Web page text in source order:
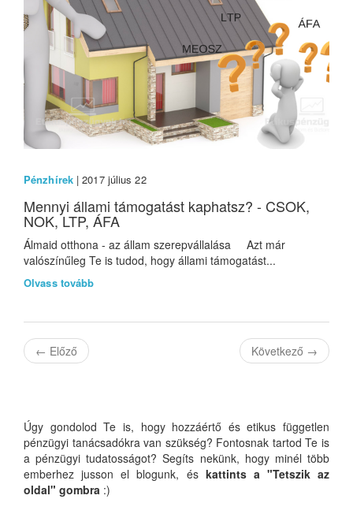
Pénzhírek| 2017 július 22
Mennyi állami támogatást kaphatsz? - CSOK,
NOK, LTP, ÁFA
Álmaid otthona - az állam szerepvállalása Azt már
valószínűleg Te is tudod, hogy állami támogatást...
Olvass tovább
← Előző Következő →
Úgy gondolod Te is, hogy hozzáértő és etikus független
pénzügyi tanácsadókra van szükség? Fontosnak tartod Te is
a pénzügyi tudatosságot? Segíts nekünk, hogy minél több
emberhez jusson el blogunk, és kattints a "Tetszik az
oldal" gombra :)